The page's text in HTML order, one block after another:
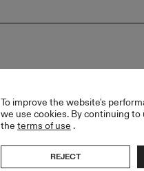
To improve the website's
we use cookies. By continuing
the terms of use .
REJECT